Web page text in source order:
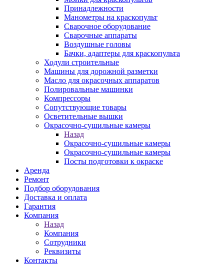
Принадлежности
Манометры на краскопульт
Сварочное оборудование
Сварочные аппараты
Воздушные головы
Бачки, адаптеры для краскопульта
Ходули строительные
Машины для дорожной разметки
Масло для окрасочных аппаратов
Полировальные машинки
Компрессоры
Сопутствующие товары
Осветительные вышки
Окрасочно-сушильные камеры
Назад
Окрасочно-сушильные камеры
Окрасочно-сушильные камеры
Посты подготовки к окраске
Аренда
Ремонт
Подбор оборудования
Доставка и оплата
Гарантия
Компания
Назад
Компания
Сотрудники
Реквизиты
Контакты